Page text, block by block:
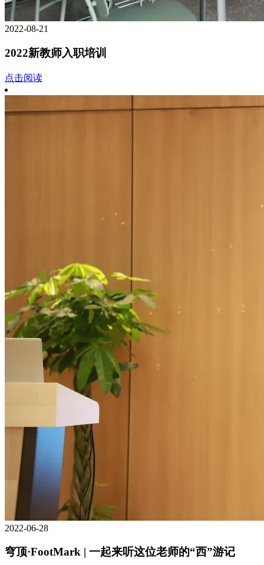
2022-08-21
2022新教师入职培训
点击阅读
2022-06-28
穹顶·FootMark | 一起来听这位老师的“西”游记